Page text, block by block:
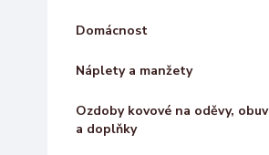
Domácnost
Náplety a manžety
Ozdoby kovové na oděvy, obuv
a doplňky